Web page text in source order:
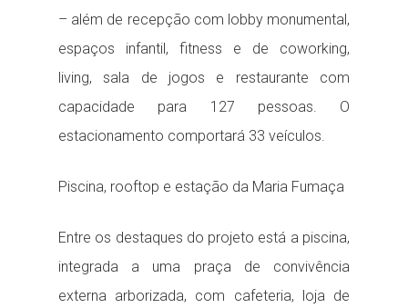
– além de recepção com lobby monumental,
espaços infantil, fitness e de coworking,
living, sala de jogos e restaurante com
capacidade para 127 pessoas. O
estacionamento comportará 33 veículos.
Piscina, rooftop e estação da Maria Fumaça
Entre os destaques do projeto está a piscina,
integrada a uma praça de convivência
externa arborizada, com cafeteria, loja de